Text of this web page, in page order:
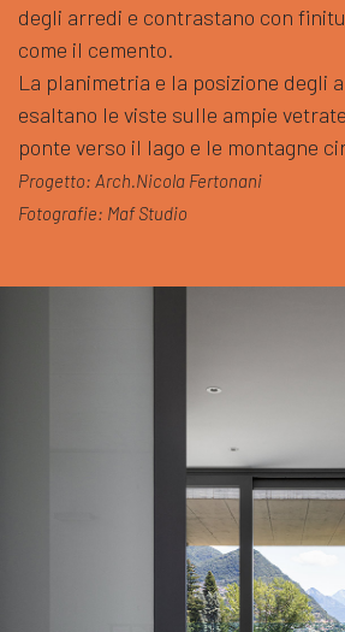
degli arredi e contrastano con
come il cemento.
La planimetria e la posizione degli
esaltano le viste sulle ampie
ponte verso il lago e le montagne
Progetto: Arch.Nicola Fertonani
Fotografie: Maf Studio